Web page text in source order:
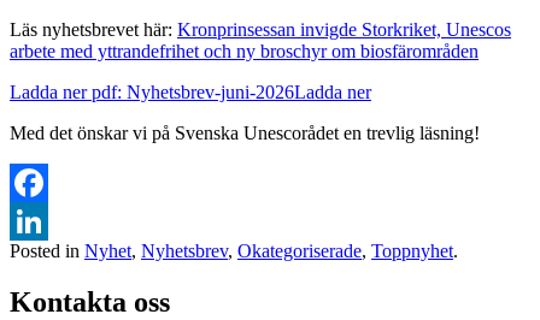
Läs nyhetsbrevet här: Kronprinsessan invigde Storkriket, Unescos
arbete med yttrandefrihet och ny broschyr om biosfärområden
Ladda ner pdf: Nyhetsbrev-juni-2026Ladda ner
Med det önskar vi på Svenska Unescorådet en trevlig läsning!
Facebook
LinkedIn
Posted in Nyhet, Nyhetsbrev, Okategoriserade, Toppnyhet.
Kontakta oss